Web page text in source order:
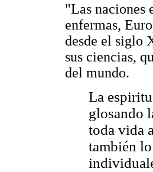
"Las naciones
enfermas,
desde el siglo
sus ciencias,
del mundo.
La
glosando
toda vida
también